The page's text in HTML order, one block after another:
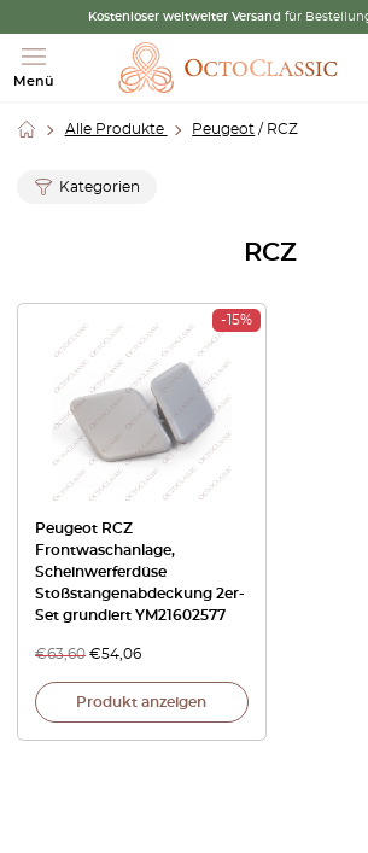
Kostenloser weltweiter Versand für
Menü
Alle Produkte Peugeot / RCZ
Kategorien
RCZ
-15%
Peugeot RCZ
Frontwaschanlage,
Scheinwerferdüse
Stoßstangenabdeckung 2er-
Set grundiert YM21602577
€63,60 €54,06
Produkt anzeigen